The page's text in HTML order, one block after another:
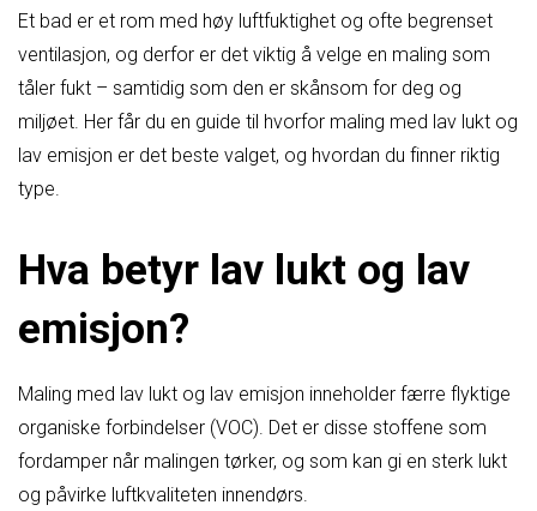
Et bad er et rom med høy luftfuktighet og ofte begrenset
ventilasjon, og derfor er det viktig å velge en maling som
tåler fukt – samtidig som den er skånsom for deg og
miljøet. Her får du en guide til hvorfor maling med lav lukt og
lav emisjon er det beste valget, og hvordan du finner riktig
type.
Hva betyr lav lukt og lav
emisjon?
Maling med lav lukt og lav emisjon inneholder færre flyktige
organiske forbindelser (VOC). Det er disse stoffene som
fordamper når malingen tørker, og som kan gi en sterk lukt
og påvirke luftkvaliteten innendørs.